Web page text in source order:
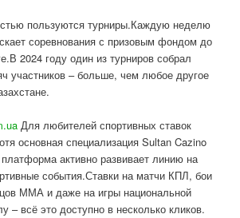
пользуются турниры.Каждую неделю
соревнования с призовым фондом до
2024 году один из турниров собрал
участников – больше, чем любое другое
Для любителей спортивных ставок
основная специализация Sultan Cazino
активно развивает линию на
события.Ставки на матчи КПЛ, бои
ММА и даже на игры национальной
– всё это доступно в несколько кликов.